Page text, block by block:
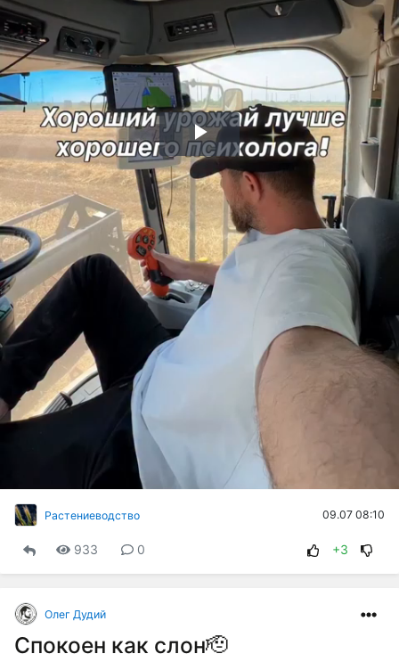
Воспроизвести
видео
Растениеводство 09.07 08:10
933 0 +3
Олег Дудий
Спокоен как слон🫡